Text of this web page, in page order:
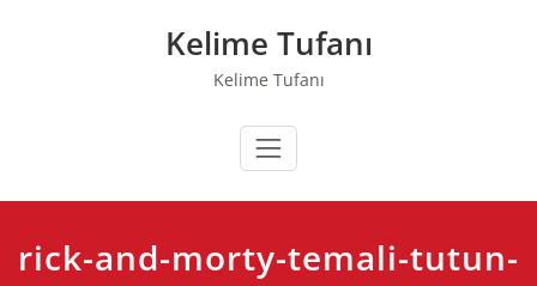
Kelime Tufanı
Kelime Tufanı
rick-and-morty-temali-tutun-